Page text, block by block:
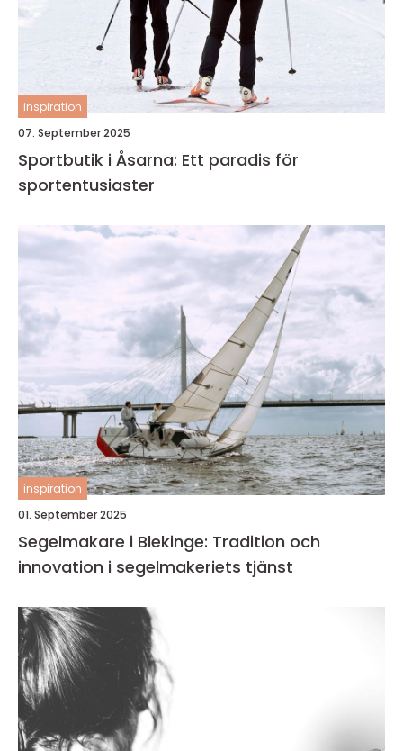
inspiration
07. September 2025
Sportbutik i Åsarna: Ett paradis för
sportentusiaster
inspiration
01. September 2025
Segelmakare i Blekinge: Tradition och
innovation i segelmakeriets tjänst